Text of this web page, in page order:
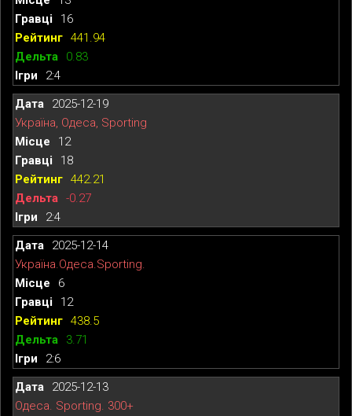
16
441.94
0.83
2:4
2025-12-19
Україна, Одеса, Sporting
12
18
442.21
-0.27
2:4
2025-12-14
Україна.Одеса.Sporting.
6
12
438.5
3.71
2:6
2025-12-13
Одеса. Sporting. 300+